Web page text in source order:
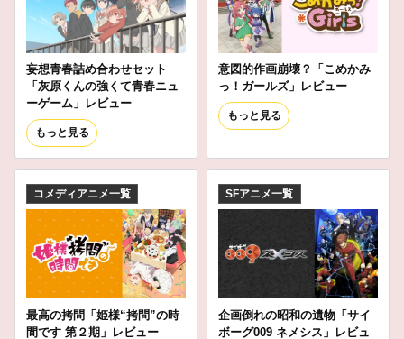
妄想青春詰め合わせセット
「灰原くんの強くて青春ニュ
ーゲーム」レビュー
もっと見る
意図的作画崩壊？「こめかみ
っ！ガールズ」レビュー
もっと見る
コメディアニメ一覧
最高の拷問「姫様“拷問”の時
間です 第２期」レビュー
SFアニメ一覧
企画倒れの昭和の遺物「サイ
ボーグ009 ネメシス」レビュ